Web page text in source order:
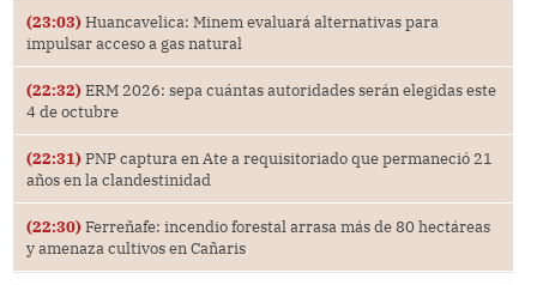
(23:03) Huancavelica: Minem evaluará alternativas para
impulsar acceso a gas natural
(22:32) ERM 2026: sepa cuántas autoridades serán elegidas este
4 de octubre
(22:31) PNP captura en Ate a requisitoriado que permaneció 21
años en la clandestinidad
(22:30) Ferreñafe: incendio forestal arrasa más de 80 hectáreas
y amenaza cultivos en Cañaris